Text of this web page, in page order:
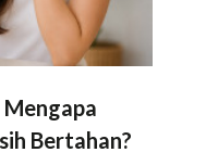
Bertahan?